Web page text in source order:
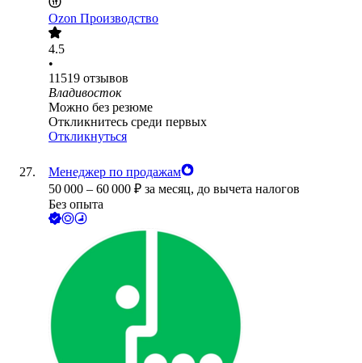
Ozon Производство
4.5
•
11519 отзывов
Владивосток
Можно без резюме
Откликнитесь среди первых
Откликнуться
Менеджер по продажам
50 000 – 60 000 ₽ за месяц, до вычета налогов
Без опыта